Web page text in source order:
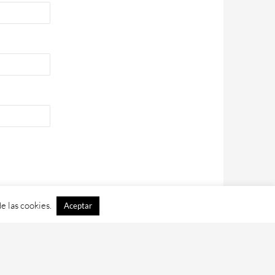
las cookies. Aceptar